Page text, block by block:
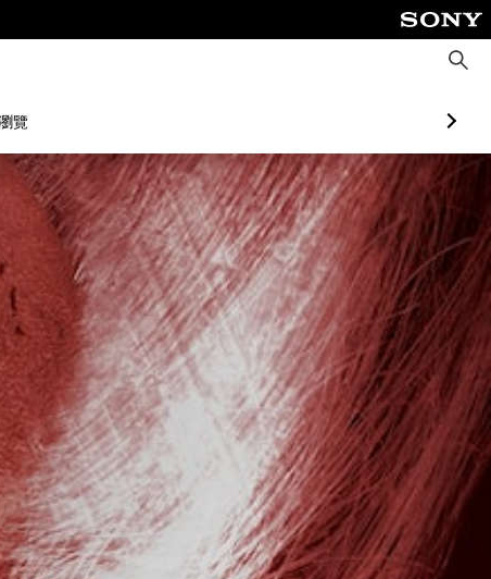
搜
尋
覽